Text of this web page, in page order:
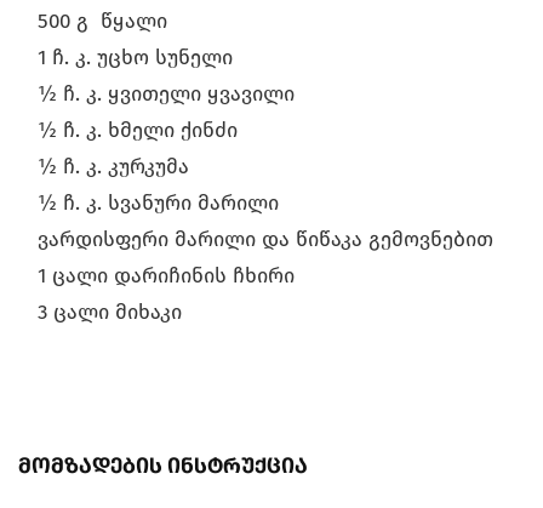
500 გ წყალი
1 ჩ. კ. უცხო სუნელი
½ ჩ. კ. ყვითელი ყვავილი
½ ჩ. კ. ხმელი ქინძი
½ ჩ. კ. კურკუმა
½ ჩ. კ. სვანური მარილი
ვარდისფერი მარილი და წიწაკა გემოვნებით
1 ცალი დარიჩინის ჩხირი
3 ცალი მიხაკი
მომზადების ინსტრუქცია